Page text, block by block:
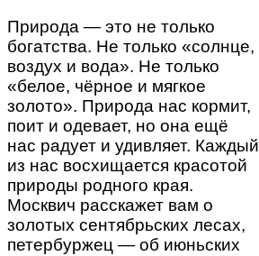
Природа — это не только
богатства. Не только «солнце,
воздух и вода». Не только
«белое, чёрное и мягкое
золото». Природа нас кормит,
поит и одевает, но она ещё
нас радует и удивляет. Каждый
из нас восхищается красотой
природы родного края.
Москвич расскажет вам о
золотых сентябрьских лесах,
петербуржец — об июньских